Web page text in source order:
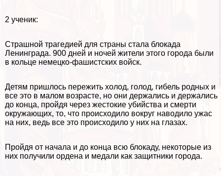
2 ученик:
Страшной трагедией для страны стала блокада
Ленинграда. 900 дней и ночей жители этого города были
в кольце немецко-фашистских войск.
Детям пришлось пережить холод, голод, гибель родных и
все это в малом возрасте, но они держались и держались
до конца, пройдя через жестокие убийства и cмepти
окружающих, то, что происходило вокруг наводило ужас
на них, ведь все это происходило у них на глазах.
Пройдя от начала и до конца всю блокаду, некоторые из
них получили ордена и медали как защитники города.